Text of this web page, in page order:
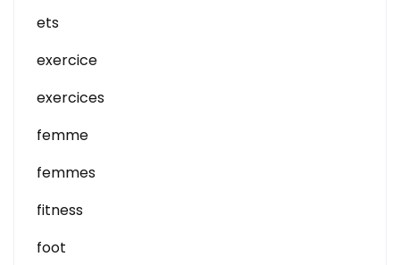
ets
exercice
exercices
femme
femmes
fitness
foot